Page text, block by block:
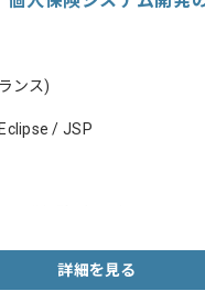
ンス)
/ JSP
詳細を見る